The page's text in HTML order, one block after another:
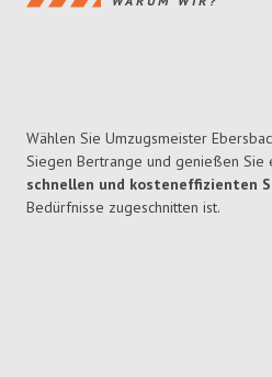
Wählen Sie Umzugsmeister
Siegen Bertrange und genießen Sie
schnellen und kosteneffizienten
Bedürfnisse zugeschnitten ist.